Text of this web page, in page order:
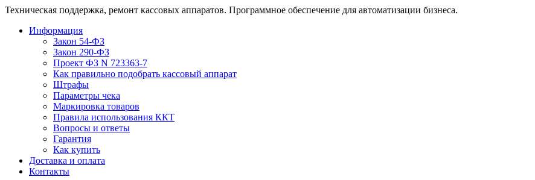
Техническая поддержка, ремонт кассовых аппаратов. Программное обеспечение для автоматизации бизнеса.
Информация
Закон 54-ФЗ
Закон 290-ФЗ
Проект ФЗ N 723363-7
Как правильно подобрать кассовый аппарат
Штрафы
Параметры чека
Маркировка товаров
Правила использования ККТ
Вопросы и ответы
Гарантия
Как купить
Доставка и оплата
Контакты